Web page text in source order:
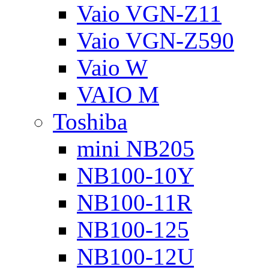
Vaio VGN-Z11
Vaio VGN-Z590
Vaio W
VAIO M
Toshiba
mini NB205
NB100-10Y
NB100-11R
NB100-125
NB100-12U